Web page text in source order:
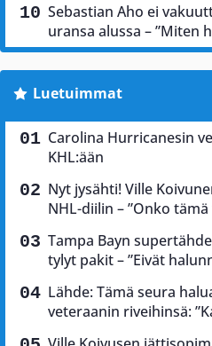
Sebastian Aho ei
uransa alussa – ”Miten
Luetuimmat
Carolina Hurricanesin
KHL:ään
Nyt jysähti! Ville
NHL-diilin – ”Onko
Tampa Bayn
tylyt pakit – ”Eivät
Lähde: Tämä seura
veteraanin riveihinsä: